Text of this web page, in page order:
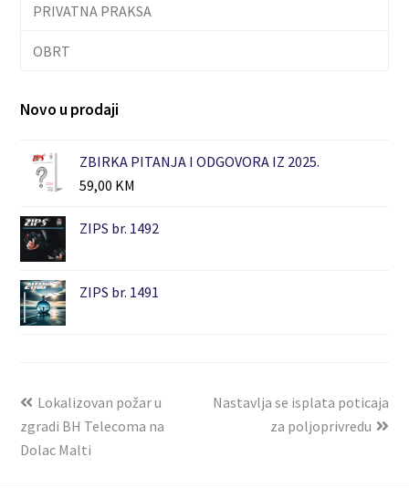
PRIVATNA PRAKSA
OBRT
Novo u prodaji
ZBIRKA PITANJA I ODGOVORA IZ 2025.
59,00 KM
ZIPS br. 1492
ZIPS br. 1491
Lokalizovan požar u
zgradi BH Telecoma na
Dolac Malti
Nastavlja se isplata poticaja
za poljoprivredu